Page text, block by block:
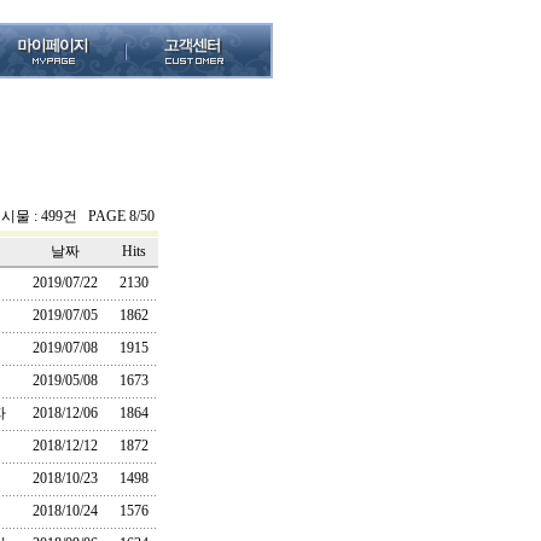
물 : 499건 PAGE 8/50
날짜
Hits
2019/07/22
2130
2019/07/05
1862
2019/07/08
1915
2019/05/08
1673
2018/12/06
1864
2018/12/12
1872
2018/10/23
1498
2018/10/24
1576